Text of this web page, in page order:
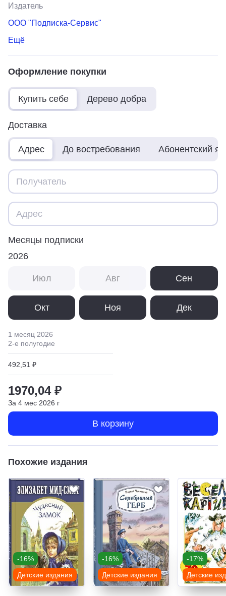
Издатель
ООО "Подписка-Сервис"
Ещё
Оформление покупки
Купить себе Дерево добра
Доставка
Адрес До востребования Абонентский
Месяцы подписки
2026
Июл Авг Сен
Окт Ноя Дек
1 месяц 2026
2-е полугодие
492,51 ₽
1970,04 ₽
За 4 мес 2026 г
В корзину
Похожие издания
-16%
Детские издания
-16%
Детские издания
-17%
Детские